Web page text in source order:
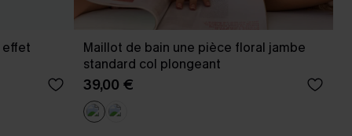
effet
Maillot de bain une pièce floral jambe
standard col plongeant
39,00 €